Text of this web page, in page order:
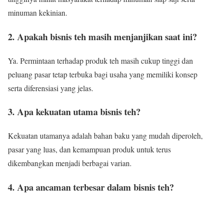
minuman kekinian.
2. Apakah bisnis teh masih menjanjikan saat ini?
Ya. Permintaan terhadap produk teh masih cukup tinggi dan
peluang pasar tetap terbuka bagi usaha yang memiliki konsep
serta diferensiasi yang jelas.
3. Apa kekuatan utama bisnis teh?
Kekuatan utamanya adalah bahan baku yang mudah diperoleh,
pasar yang luas, dan kemampuan produk untuk terus
dikembangkan menjadi berbagai varian.
4. Apa ancaman terbesar dalam bisnis teh?